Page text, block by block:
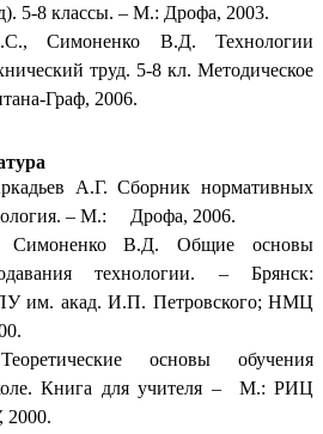
5-8 классы. – М.: Дрофа, 2003.
Симоненко В.Д. Технологии
труд. 5-8 кл. Методическое
Граф, 2006.
А.Г. Сборник нормативных
– М.: Дрофа, 2006.
Симоненко В.Д. Общие основы
технологии. – Брянск:
им. акад. И.П. Петровского; НМЦ
основы обучения
Книга для учителя – М.: РИЦ